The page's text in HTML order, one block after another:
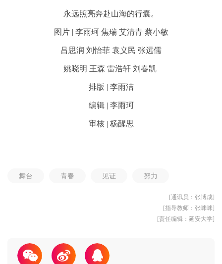
永远照亮奔赴山海的行囊。
图片 | 李雨珂 焦瑞 艾清青 蔡小敏
吕思润 刘怡菲 袁义民 张远儒
姚晓明 王森 雷浩轩 刘春凯
排版 | 李雨洁
编辑 | 李雨珂
审核 | 杨醒思
舞台 青春 见证 努力
[通讯员：张博成]
[指导教师：张咪咪]
[责任编辑：延安大学]